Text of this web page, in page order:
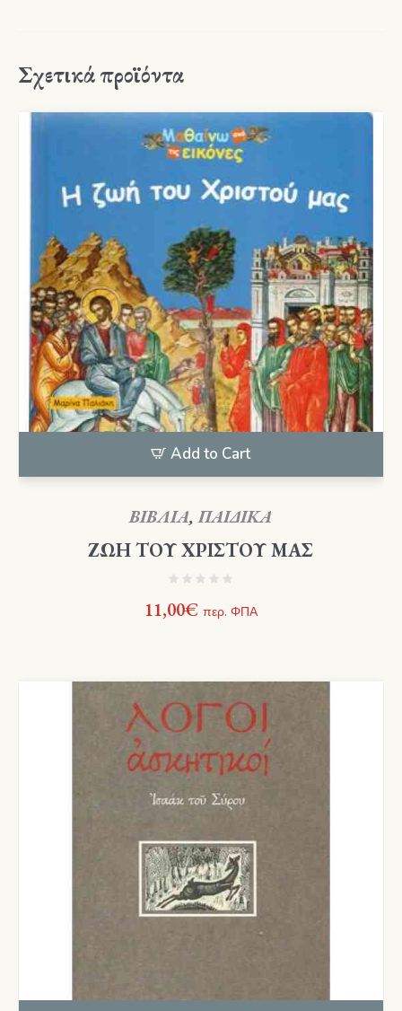
Σχετικά προϊόντα
Add to Cart
ΒΙΒΛΙΑ,ΠΑΙΔΙΚΑ
ΖΩΗ ΤΟΥ ΧΡΙΣΤΟΥ ΜΑΣ
11,00€ περ. ΦΠΑ